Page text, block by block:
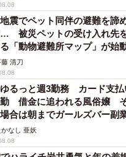
スムーズに進まない時は
影響が出るという難しさも
のお金の管理をする方々
たら。
に難しくなるのでできる
することをお勧めします
すると逆効果なので寄り
震でペット同伴の避難を諦
被災ペットの受け入れ先
「動物避難所マップ」が始
清刀
るっと週3勤務 カード支払
勤 借金に追われる風俗嬢
合は朝までガールズバー副
取材】
かなし 亜妖